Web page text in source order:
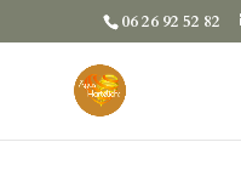
06 26 92 52 82